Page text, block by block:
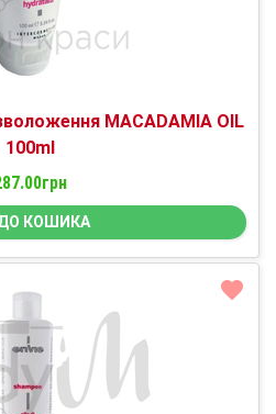
MACADAMIA OIL
100ml
КОШИКА